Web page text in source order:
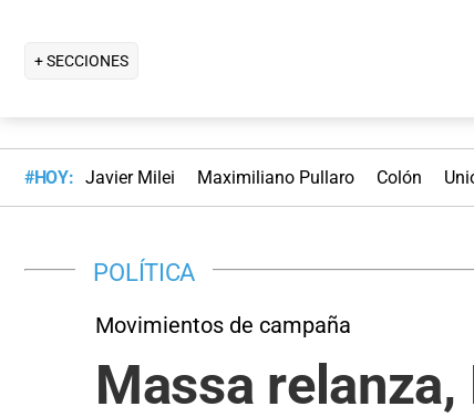
+ SECCIONES
#HOY: Javier Milei Maximiliano Pullaro Colón
POLÍTICA
Movimientos de campaña
Massa